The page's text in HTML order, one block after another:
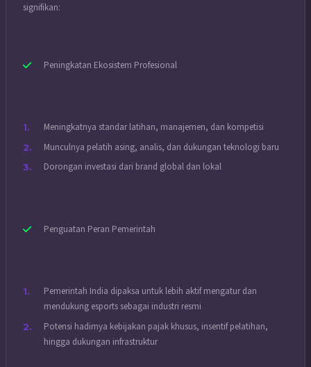
signifikan:
Peningkatan Ekosistem Profesional
Meningkatnya standar latihan, manajemen, dan kompetisi
Munculnya pelatih asing, analis, dan dukungan teknologi baru
Dorongan investasi dari brand global dan lokal
Penguatan Peran Pemerintah
Pemerintah India dipaksa untuk lebih aktif mengatur dan
mendukung esports sebagai industri resmi
Potensi hadirnya kebijakan pajak khusus, insentif pelatihan,
hingga dukungan infrastruktur